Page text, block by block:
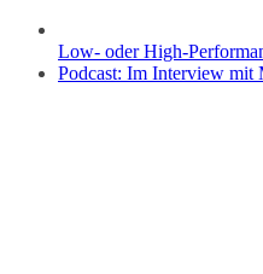
Low- oder High-
Podcast: Im Interview mit